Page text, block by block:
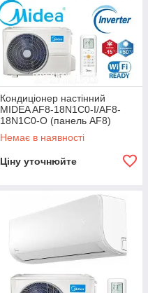
Кондиціонер настінний
MIDEA AF8-18N1C0-I/AF8-
18N1C0-O (панель AF8)
Немає в наявності
Ціну уточнюйте